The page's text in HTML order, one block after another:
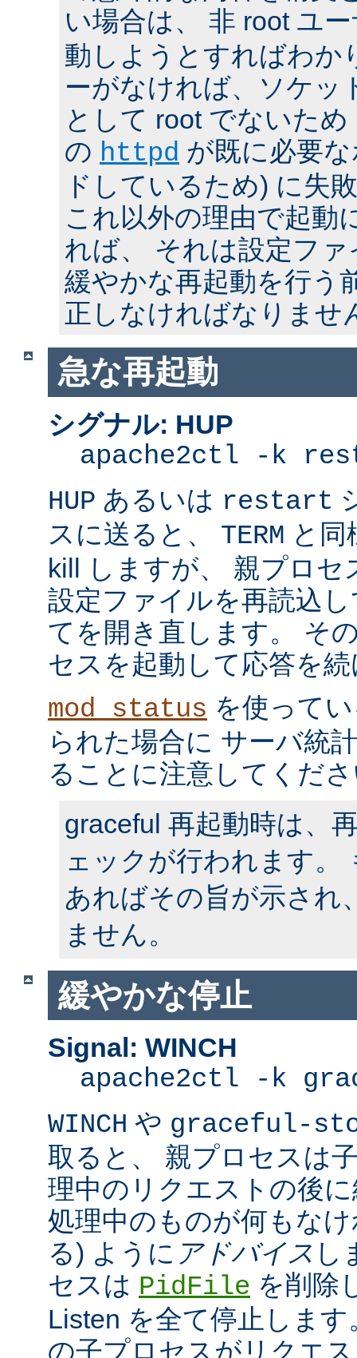
い場合は、 非 root ユ
動しようとすればわか
ーがなければ、ソケッ
として root でないた
の httpd が既に必要
ドしているため) に失
これ以外の理由で起動
れば、 それは設定フ
緩やかな再起動を行う
正しなければなりませ
急な再起動
シグナル: HUP
apache2ctl -k
HUP あるいは restart
スに送ると、 TERM と
kill しますが、 親プロセ
設定ファイルを再読込
てを開き直します。 そ
セスを起動して応答を
mod_status を使って
られた場合に サーバ統
ることに注意してくだ
graceful 再起動時は、
ェックが行われます。
あればその旨が示され
ません。
緩やかな停止
Signal: WINCH
apache2ctl -k
WINCH や graceful-
取ると、 親プロセスは
理中のリクエストの後
処理中のものが何もな
る) ように アドバイス し
セスは PidFile を削除
Listen を全て停止しま
の子プロセスがリクエ